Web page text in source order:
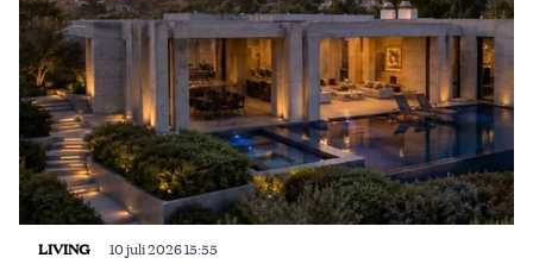
LIVING 10 juli 2026 15:55